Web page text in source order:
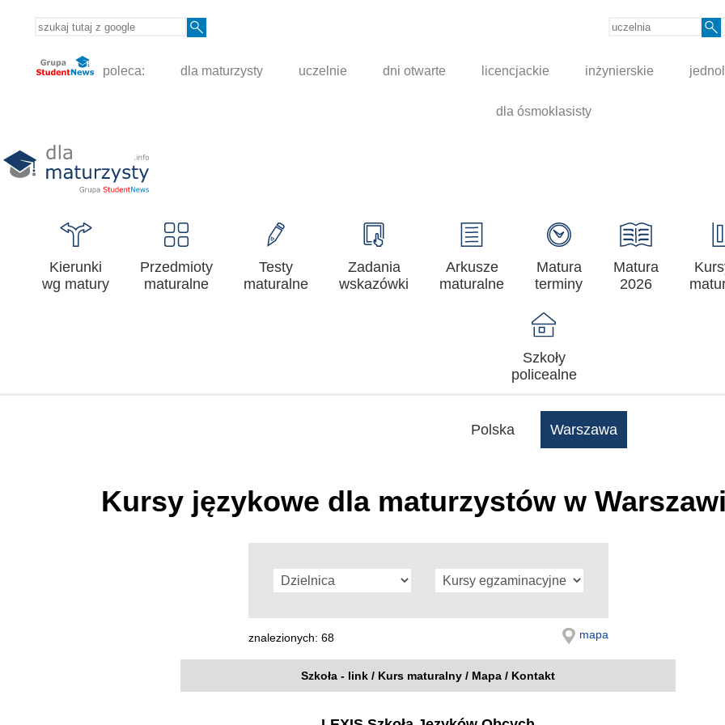
poleca: dla maturzysty uczelnie dni otwarte licencjackie inżynierskie
dla ósmoklasisty
Kierunki
wg matury
Przedmioty
maturalne
Testy
maturalne
Zadania
wskazówki
Arkusze
maturalne
Matura
terminy
Matura
2026
Szkoły
policealne
Polska Warszawa
Kursy językowe dla maturzystów w
znalezionych: 68 mapa
Szkoła - link / Kurs maturalny / Mapa / Kontakt